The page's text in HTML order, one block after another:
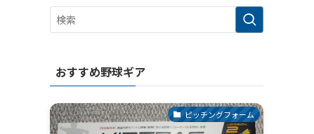
おすすめ野球ギア
ピッチングフォーム